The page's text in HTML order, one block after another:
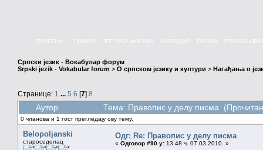
КАЛЕНДАР
Српски језик - Вокабулар форум
Srpski jezik - Vokabular forum > О српском језику и култури > Нагађања о
Странице: 1 ... 5 6 [7] 8
Аутор Тема: Правопис у делу писма
0 чланова и 1 гост прегледају ову тему.
Belopoljanski
староседелац
Одг: Re: Правопис у делу писма
« Одговор #90 у: 13.48 ч. 07.03.2010. »